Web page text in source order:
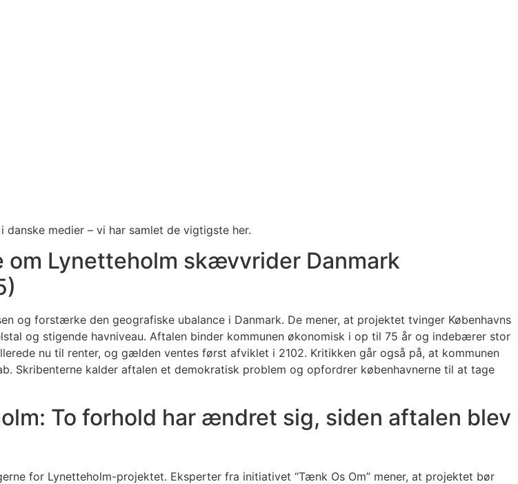
medier – vi har samlet de vigtigste her.
om Lynetteholm skævvrider Danmark
og forstærke den geografiske ubalance i Danmark. De mener, at projektet tvinger Københavns
og stigende havniveau. Aftalen binder kommunen økonomisk i op til 75 år og indebærer stor
nu til renter, og gælden ventes først afviklet i 2102. Kritikken går også på, at kommunen
Skribenterne kalder aftalen et demokratisk problem og opfordrer københavnerne til at tage
To forhold har ændret sig, siden aftalen blev
for Lynetteholm-projektet. Eksperter fra initiativet “Tænk Os Om” mener, at projektet bør